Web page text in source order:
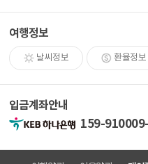
여행정보
날씨정보 환율정보
입금계좌안내
159-